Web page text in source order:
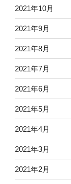
2021年10月
2021年9月
2021年8月
2021年7月
2021年6月
2021年5月
2021年4月
2021年3月
2021年2月